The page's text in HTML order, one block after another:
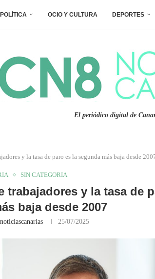
POLÍTICA OCIO Y CULTURA DEPORTES
El periódico digital de
y la tasa de paro es la segunda más baja desde
SIN CATEGORIA
trabajadores y la tasa de
baja desde 2007
25/07/2025